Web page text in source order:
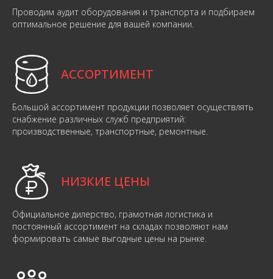
Проводим аудит оборудования и транспорта и подбираем
оптимальное решение для вашей компании.
АССОРТИМЕНТ
Большой ассортимент продукции позволяет осуществлять
снабжение различных служб предприятий:
производственные, транспортные, ремонтные.
НИЗКИЕ ЦЕНЫ
Официальное дилерство, грамотная логистика и
постоянный ассортимент на складах позволяют нам
формировать самые выгодные цены на рынке.